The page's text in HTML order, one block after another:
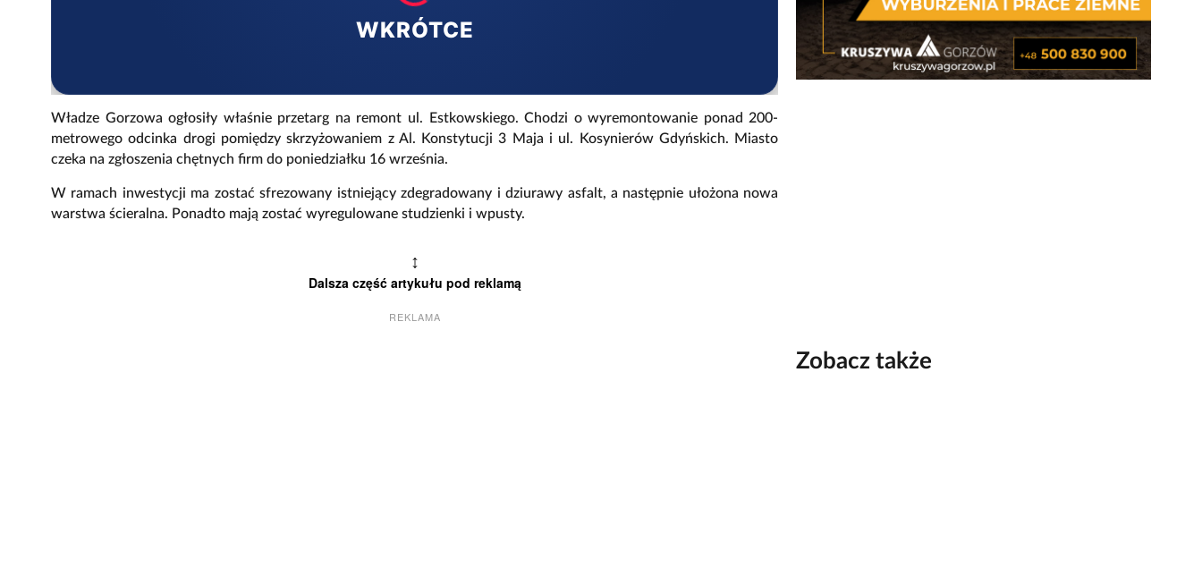
WKRÓTCE
Władze Gorzowa ogłosiły właśnie przetarg na remont ul. Estkowskiego. Chodzi o wyremontowanie ponad 200-
metrowego odcinka drogi pomiędzy skrzyżowaniem z Al. Konstytucji 3 Maja i ul. Kosynierów Gdyńskich. Miasto
czeka na zgłoszenia chętnych firm do poniedziałku 16 września.
W ramach inwestycji ma zostać sfrezowany istniejący zdegradowany i dziurawy asfalt, a następnie ułożona nowa
warstwa ścieralna. Ponadto mają zostać wyregulowane studzienki i wpusty.
↕
Dalsza część artykułu pod reklamą
REKLAMA
Zobacz także